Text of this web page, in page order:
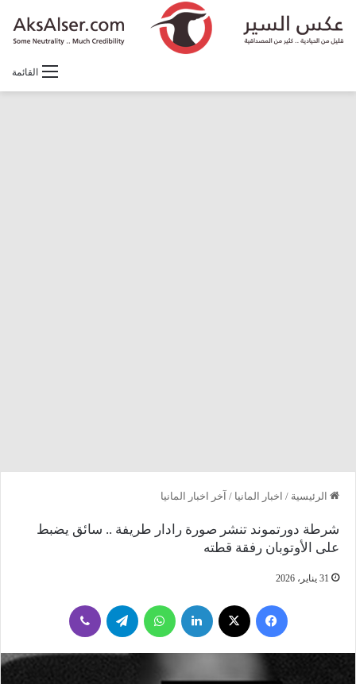
القائمة
الرئيسية / اخبار المانيا / آخر اخبار المانيا
شرطة دورتموند تنشر صورة رادار طريفة .. سائق يضبط
على الأوتوبان رفقة قطته
31 يناير، 2026
فيسبوك لينكدإن واتساب تيلقرام